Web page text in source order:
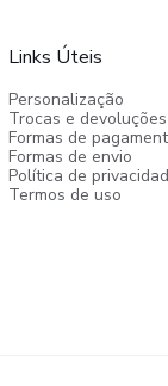
Links Úteis
Personalização
Trocas e devoluções
Formas de
Formas de envio
Política de
Termos de uso